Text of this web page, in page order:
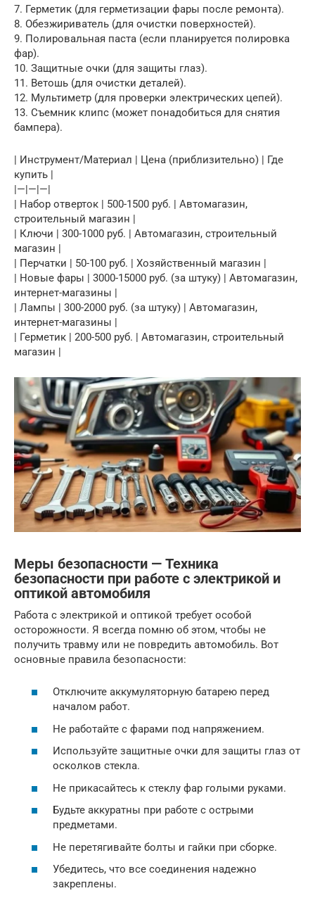
7. Герметик (для герметизации фары после ремонта).
8. Обезжириватель (для очистки поверхностей).
9. Полировальная паста (если планируется полировка
фар).
10. Защитные очки (для защиты глаз).
11. Ветошь (для очистки деталей).
12. Мультиметр (для проверки электрических цепей).
13. Съемник клипс (может понадобиться для снятия
бампера).
| Инструмент/Материал | Цена (приблизительно) | Где
купить |
|—|—|—|
| Набор отверток | 500-1500 руб. | Автомагазин,
строительный магазин |
| Ключи | 300-1000 руб. | Автомагазин, строительный
магазин |
| Перчатки | 50-100 руб. | Хозяйственный магазин |
| Новые фары | 3000-15000 руб. (за штуку) | Автомагазин,
интернет-магазины |
| Лампы | 300-2000 руб. (за штуку) | Автомагазин,
интернет-магазины |
| Герметик | 200-500 руб. | Автомагазин, строительный
магазин |
Меры безопасности — Техника
безопасности при работе с электрикой и
оптикой автомобиля
Работа с электрикой и оптикой требует особой
осторожности. Я всегда помню об этом, чтобы не
получить травму или не повредить автомобиль. Вот
основные правила безопасности:
Отключите аккумуляторную батарею перед
началом работ.
Не работайте с фарами под напряжением.
Используйте защитные очки для защиты глаз от
осколков стекла.
Не прикасайтесь к стеклу фар голыми руками.
Будьте аккуратны при работе с острыми
предметами.
Не перетягивайте болты и гайки при сборке.
Убедитесь, что все соединения надежно
закреплены.